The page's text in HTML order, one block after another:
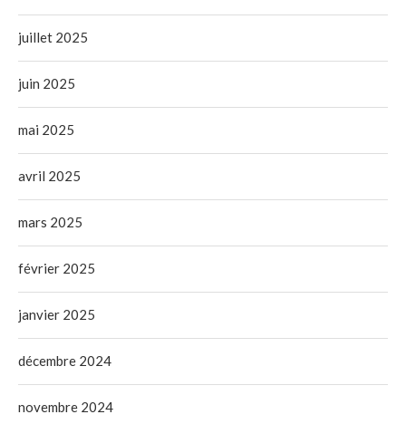
juillet 2025
juin 2025
mai 2025
avril 2025
mars 2025
février 2025
janvier 2025
décembre 2024
novembre 2024